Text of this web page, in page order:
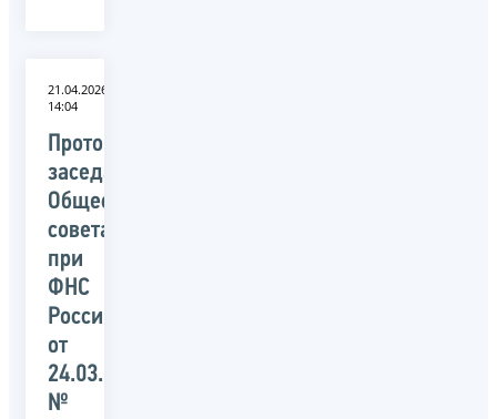
21.04.2026
14:04
Протокол
заседания
Общественного
совета
при
ФНС
России
от
24.03.2026
№